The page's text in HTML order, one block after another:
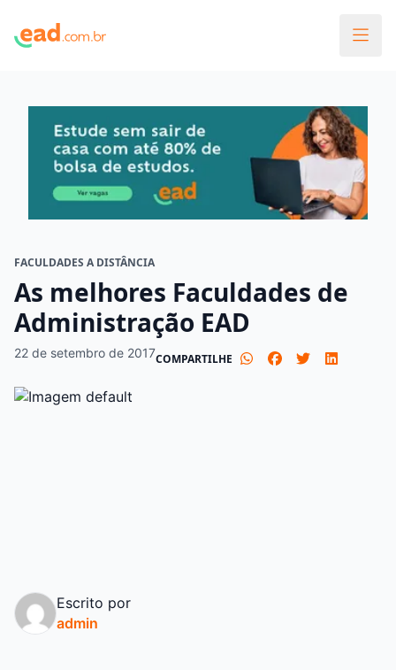
FACULDADES A DISTÂNCIA
As melhores Faculdades de
Administração EAD
22 de setembro de 2017COMPARTILHE
Escrito por
admin